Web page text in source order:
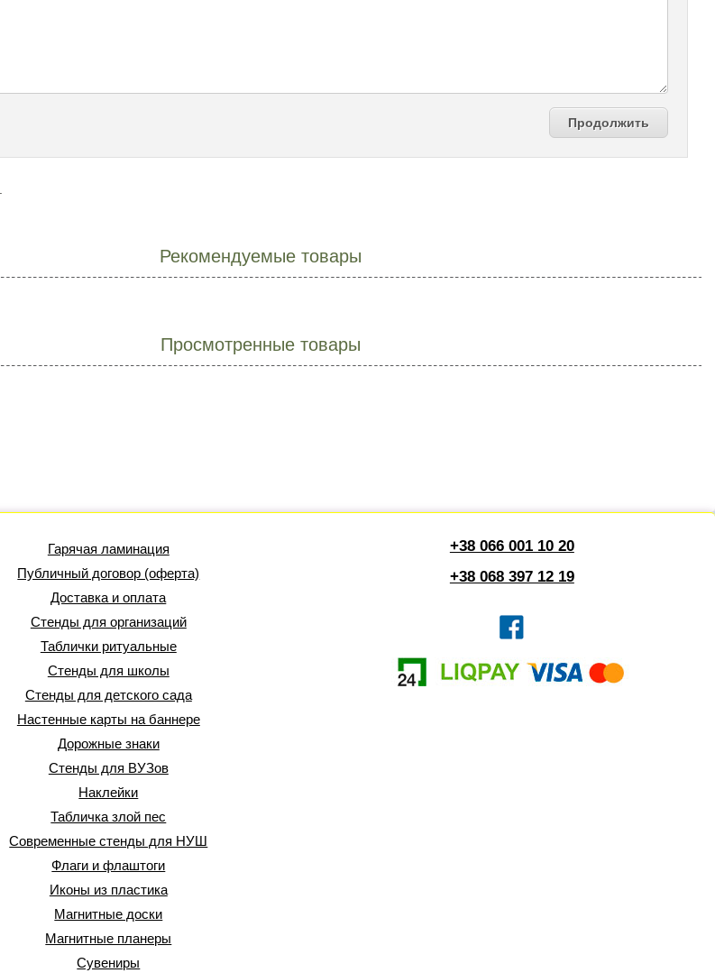
Продолжить
Рекомендуемые товары
Просмотренные товары
Гарячая ламинация
Публичный договор (оферта)
Доставка и оплата
Стенды для организаций
Таблички ритуальные
Стенды для школы
Стенды для детского сада
Настенные карты на баннере
Дорожные знаки
Стенды для ВУЗов
Наклейки
Табличка злой пес
Современные стенды для НУШ
Флаги и флаштоги
Иконы из пластика
Магнитные доски
Магнитные планеры
Сувениры
+38 066 001 10 20
+38 068 397 12 19